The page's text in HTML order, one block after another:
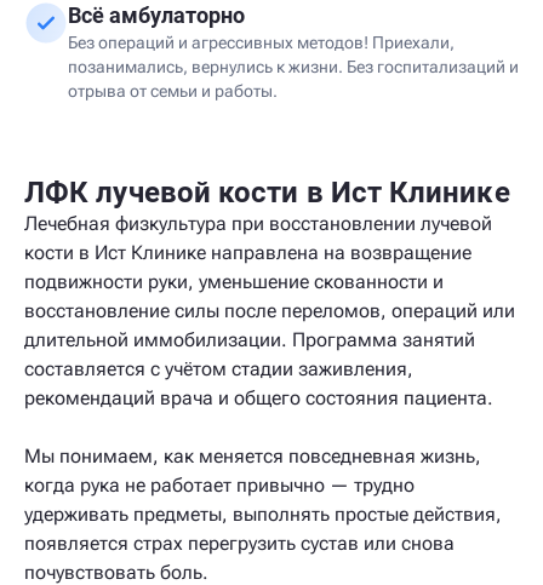
Всё амбулаторно
Без операций и агрессивных методов! Приехали,
позанимались, вернулись к жизни. Без госпитализаций и
отрыва от семьи и работы.
ЛФК лучевой кости в Ист Клинике
Лечебная физкультура при восстановлении лучевой
кости в Ист Клинике направлена на возвращение
подвижности руки, уменьшение скованности и
восстановление силы после переломов, операций или
длительной иммобилизации. Программа занятий
составляется с учётом стадии заживления,
рекомендаций врача и общего состояния пациента.
Мы понимаем, как меняется повседневная жизнь,
когда рука не работает привычно — трудно
удерживать предметы, выполнять простые действия,
появляется страх перегрузить сустав или снова
почувствовать боль.